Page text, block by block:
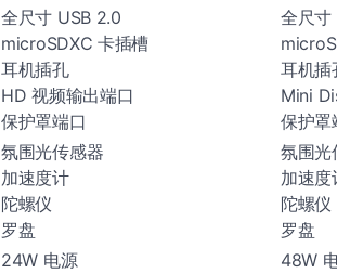
全尺寸 USB 2.0
microSDXC 卡插槽
耳机插孔
HD 视频输出端口
保护罩端口
全尺寸
耳机插
Mini
保护罩
氛围光传感器
加速度计
陀螺仪
罗盘
氛围光
加速度
陀螺仪
罗盘
24W 电源
48W